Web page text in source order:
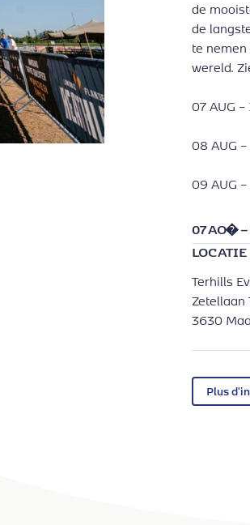
de
de
te
wereld.
07 AUG
08 AUG
09 AUG
07 AO�–
LOCATIE
Terhills
Zetellaan
3630
Plus